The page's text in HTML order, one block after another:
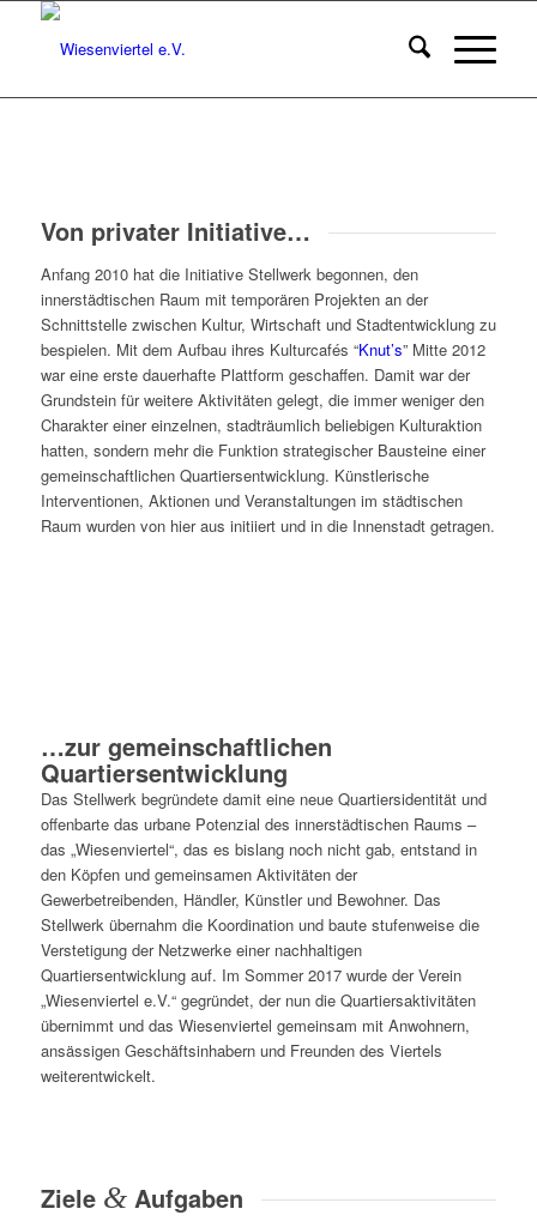
Von privater Initiative…
Anfang 2010 hat die Initiative Stellwerk begonnen, den
innerstädtischen Raum mit temporären Projekten an der
Schnittstelle zwischen Kultur, Wirtschaft und Stadtentwicklung zu
bespielen. Mit dem Aufbau ihres Kulturcafés “Knut’s” Mitte 2012
war eine erste dauerhafte Plattform geschaffen. Damit war der
Grundstein für weitere Aktivitäten gelegt, die immer weniger den
Charakter einer einzelnen, stadträumlich beliebigen Kulturaktion
hatten, sondern mehr die Funktion strategischer Bausteine einer
gemeinschaftlichen Quartiersentwicklung. Künstlerische
Interventionen, Aktionen und Veranstaltungen im städtischen
Raum wurden von hier aus initiiert und in die Innenstadt getragen.
…zur gemeinschaftlichen
Quartiersentwicklung
Das Stellwerk begründete damit eine neue Quartiersidentität und
offenbarte das urbane Potenzial des innerstädtischen Raums –
das „Wiesenviertel“, das es bislang noch nicht gab, entstand in
den Köpfen und gemeinsamen Aktivitäten der
Gewerbetreibenden, Händler, Künstler und Bewohner. Das
Stellwerk übernahm die Koordination und baute stufenweise die
Verstetigung der Netzwerke einer nachhaltigen
Quartiersentwicklung auf. Im Sommer 2017 wurde der Verein
„Wiesenviertel e.V.“ gegründet, der nun die Quartiersaktivitäten
übernimmt und das Wiesenviertel gemeinsam mit Anwohnern,
ansässigen Geschäftsinhabern und Freunden des Viertels
weiterentwickelt.
Ziele &Aufgaben